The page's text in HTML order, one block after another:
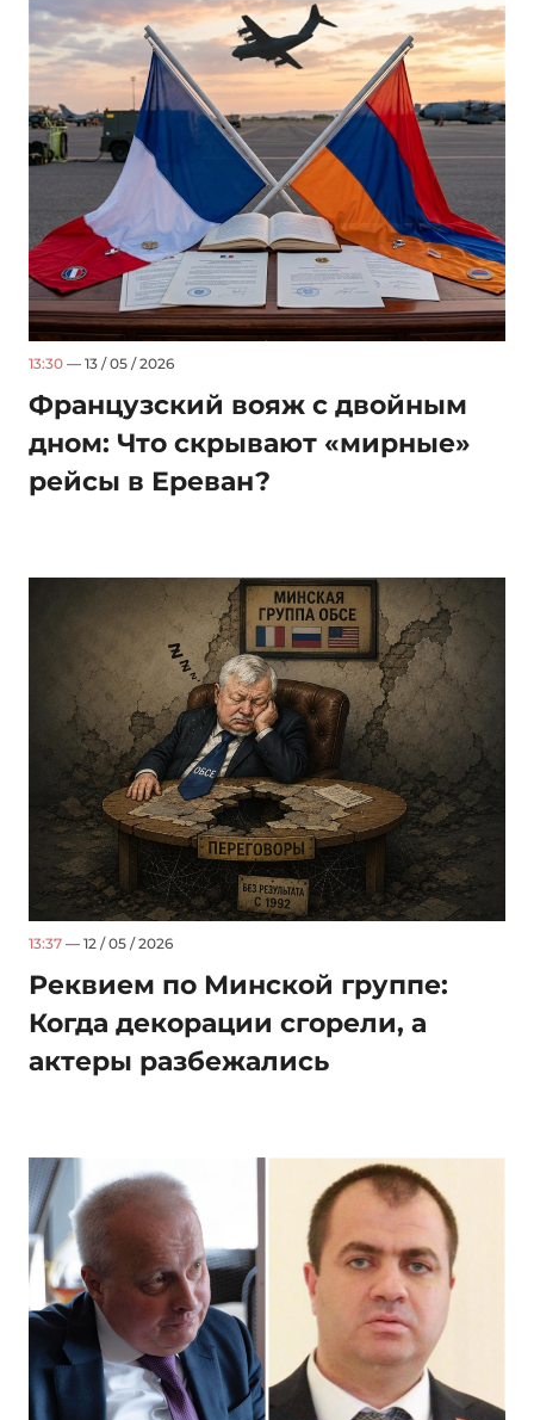
13:30 — 13 / 05 / 2026
Французский вояж с двойным
дном: Что скрывают «мирные»
рейсы в Ереван?
13:37 — 12 / 05 / 2026
Реквием по Минской группе:
Когда декорации сгорели, а
актеры разбежались